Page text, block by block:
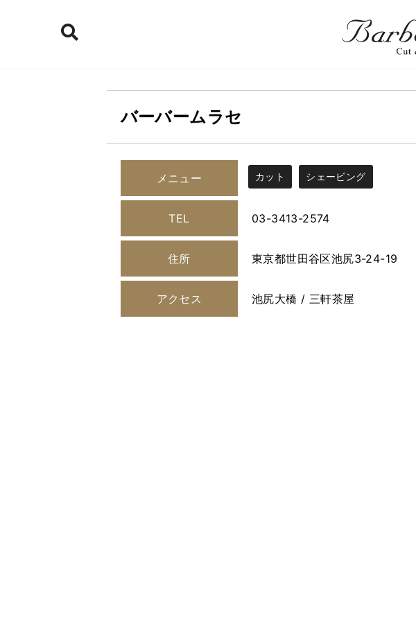
バーバームラセ
メニュー カット シェービング
TEL 03-3413-2574
住所 東京都世田谷区池尻3-24-19
アクセス 池尻大橋 / 三軒茶屋